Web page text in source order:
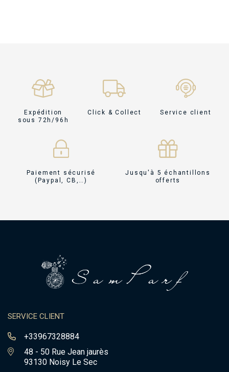
Expédition
sous 72h/96h
Click & Collect Service client
Paiement sécurisé
(Paypal, CB,…)
Jusqu'à 5 échantillons
offerts
SERVICE CLIENT
+33967328884
48 - 50 Rue Jean jaurès
93130 Noisy Le Sec